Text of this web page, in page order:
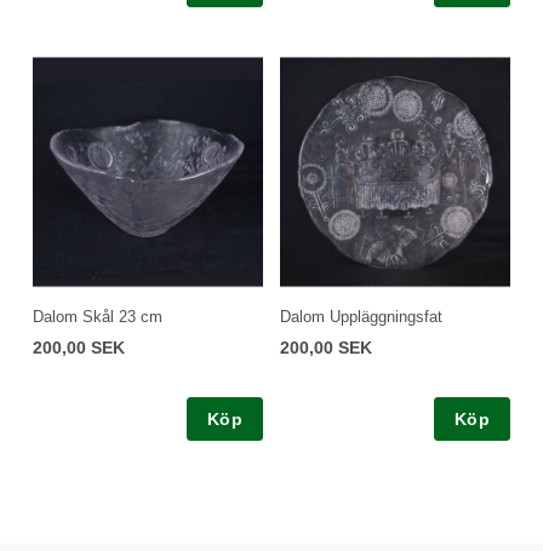
Dalom Skål 23 cm
200,00 SEK
Köp
Dalom Uppläggningsfat
200,00 SEK
Köp